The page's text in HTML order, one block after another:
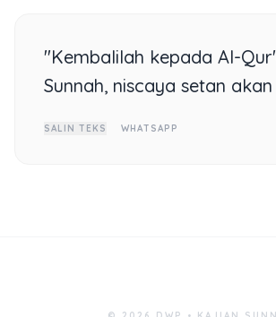
"Kembalilah kepada Al-
Sunnah, niscaya setan
SALIN TEKS WHATSAPP